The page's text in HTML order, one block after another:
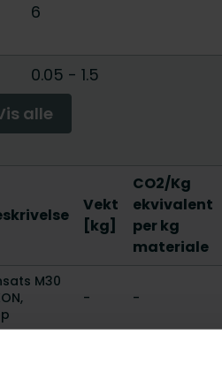
6
0.05 - 1.5
alle
Vekt
[kg]
CO2/Kg
ekvivalent
per kg
materiale
M30
- -